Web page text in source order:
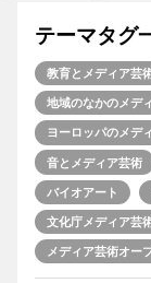
テーマタグ
教育とメディア芸
地域のなかのメデ
ヨーロッパのメデ
音とメディア芸術
バイオアート
文化庁メディア芸
メディア芸術オー